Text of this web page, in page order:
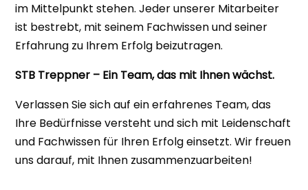
im Mittelpunkt stehen. Jeder unserer Mitarbeiter
ist bestrebt, mit seinem Fachwissen und seiner
Erfahrung zu Ihrem Erfolg beizutragen.
STB Treppner – Ein Team, das mit Ihnen wächst.
Verlassen Sie sich auf ein erfahrenes Team, das
Ihre Bedürfnisse versteht und sich mit Leidenschaft
und Fachwissen für Ihren Erfolg einsetzt. Wir freuen
uns darauf, mit Ihnen zusammenzuarbeiten!